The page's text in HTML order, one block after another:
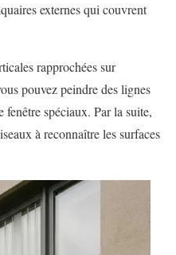
externes qui couvrent
rapprochées sur
pouvez peindre des lignes
fenêtre spéciaux. Par la suite,
à reconnaître les surfaces